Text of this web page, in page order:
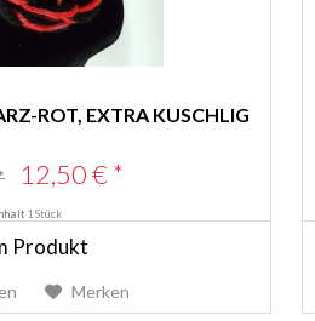
ROT, EXTRA KUSCHLIG
12,50 € *
1 Stück
Produkt
Merken